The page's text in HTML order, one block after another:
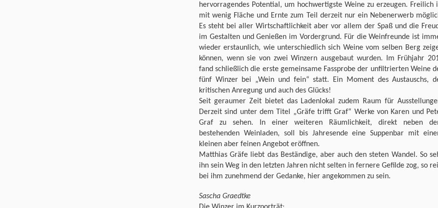
hervorragendes Potential, um hochwertigste Weine zu erzeugen. Freilich
mit wenig Fläche und Ernte zum Teil derzeit nur ein Nebenerwerb
Es steht bei aller Wirtschaftlichkeit aber vor allem der Spaß und die
im Gestalten und Genießen im Vordergrund. Für die Weinfreunde ist
wieder erstaunlich, wie unterschiedlich sich Weine vom selben Berg
können, wenn sie von zwei Winzern ausgebaut wurden. Im Frühjahr
fand schließlich die erste gemeinsame Fassprobe der unfiltrierten Weine
fünf Winzer bei „Wein und fein“ statt. Ein Moment des Austauschs,
kritischen Anregung und auch des Glücks!
Seit geraumer Zeit bietet das Ladenlokal zudem Raum für
Derzeit sind unter dem Titel „Gräfe trifft Graf“ Werke von Karen und
Graf zu sehen. In einer weiteren Räumlichkeit, direkt neben
bestehenden Weinladen, soll bis Jahresende eine Suppenbar mit
kleinen aber feinen Angebot eröffnen.
Matthias Gräfe liebt das Beständige, aber auch den steten Wandel. So
ihn sein Weg in den letzten Jahren nicht selten in fernere Gefilde zog, so
bei ihm zunehmend der Gedanke, hier angekommen zu sein.
Sascha Graedtke